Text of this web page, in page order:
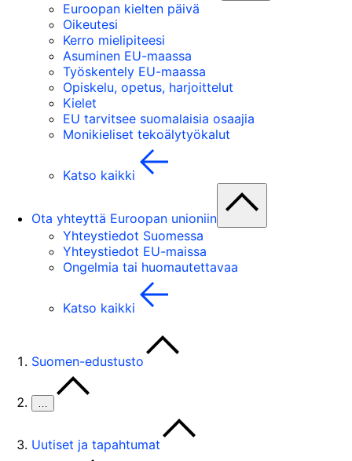
Euroopan kielten päivä
Oikeutesi
Kerro mielipiteesi
Asuminen EU-maassa
Työskentely EU-maassa
Opiskelu, opetus, harjoittelut
Kielet
EU tarvitsee suomalaisia osaajia
Monikieliset tekoälytyökalut
Katso kaikki
Ota yhteyttä Euroopan unioniin
Yhteystiedot Suomessa
Yhteystiedot EU-maissa
Ongelmia tai huomautettavaa
Katso kaikki
Suomen-edustusto
…
Uutiset ja tapahtumat